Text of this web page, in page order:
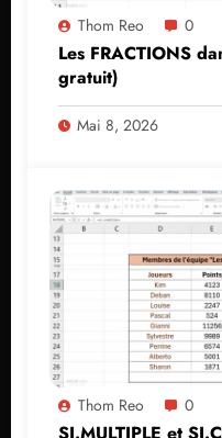
Thom Reo 0
Les FRACTIONS
gratuit)
Mai 8, 2026
Thom Reo 0